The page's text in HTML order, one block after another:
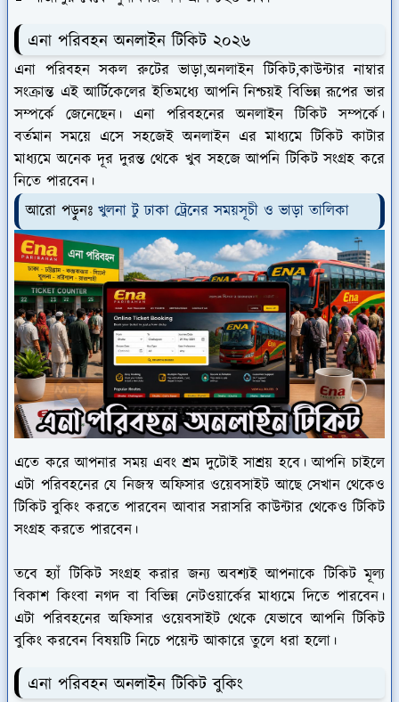
এনা পরিবহন অনলাইন টিকিট ২০২৬
এনা পরিবহন সকল রুটের ভাড়া,অনলাইন টিকিট,কাউন্টার নাম্বার
সংক্রান্ত এই আর্টিকেলের ইতিমধ্যে আপনি নিশ্চয়ই বিভিন্ন রূপের ভার
সম্পর্কে জেনেছেন। এনা পরিবহনের অনলাইন টিকিট সম্পর্কে।
বর্তমান সময়ে এসে সহজেই অনলাইন এর মাধ্যমে টিকিট কাটার
মাধ্যমে অনেক দূর দুরন্ত থেকে খুব সহজে আপনি টিকিট সংগ্রহ করে
নিতে পারবেন।
আরো পড়ুনঃ খুলনা টু ঢাকা ট্রেনের সময়সূচী ও ভাড়া তালিকা
এতে করে আপনার সময় এবং শ্রম দুটোই সাশ্রয় হবে। আপনি চাইলে
এটা পরিবহনের যে নিজস্ব অফিসার ওয়েবসাইট আছে সেখান থেকেও
টিকিট বুকিং করতে পারবেন আবার সরাসরি কাউন্টার থেকেও টিকিট
সংগ্রহ করতে পারবেন।
তবে হ্যাঁ টিকিট সংগ্রহ করার জন্য অবশ্যই আপনাকে টিকিট মূল্য
বিকাশ কিংবা নগদ বা বিভিন্ন নেটওয়ার্কের মাধ্যমে দিতে পারবেন।
এটা পরিবহনের অফিসার ওয়েবসাইট থেকে যেভাবে আপনি টিকিট
বুকিং করবেন বিষয়টি নিচে পয়েন্ট আকারে তুলে ধরা হলো।
এনা পরিবহন অনলাইন টিকিট বুকিং